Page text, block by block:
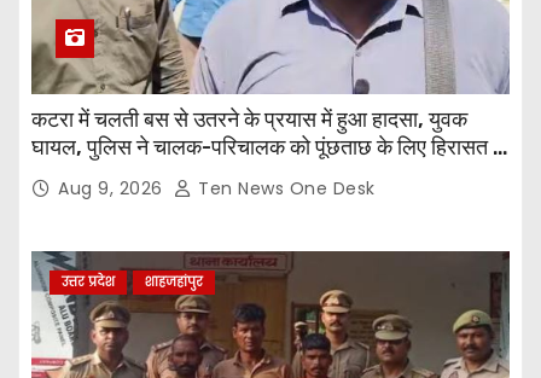
कटरा में चलती बस से उतरने के प्रयास में हुआ हादसा, युवक
घायल, पुलिस ने चालक-परिचालक को पूंछताछ के लिए हिरासत में
लियाAug 9, 2026 Ten News One Desk
उत्तर प्रदेश शाहजहांपुर